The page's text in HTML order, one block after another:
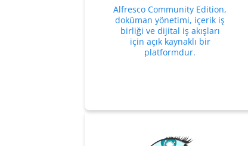
Alfresco Community Edition,
doküman yönetimi, içerik iş
birliği ve dijital iş akışları
için açık kaynaklı bir
platformdur.